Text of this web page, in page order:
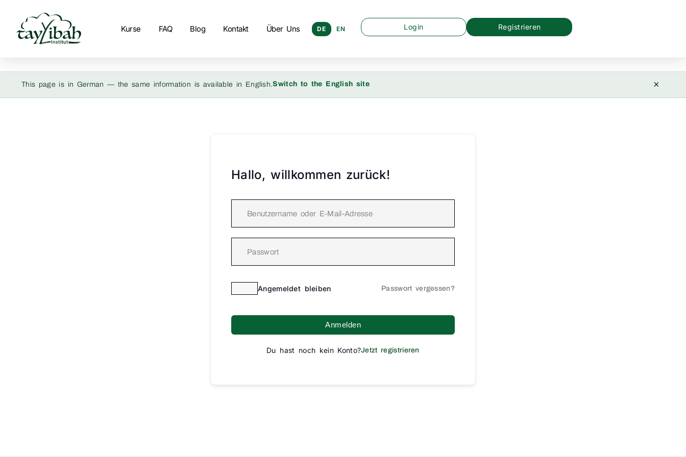
Kurse FAQ Blog Kontakt Über Uns DE EN Login Registrieren
This page is in German — the same information is available in English.Switch to the English site ×
Hallo, willkommen zurück!
Angemeldet bleiben Passwort vergessen?
Anmelden
Du hast noch kein Konto?Jetzt registrieren